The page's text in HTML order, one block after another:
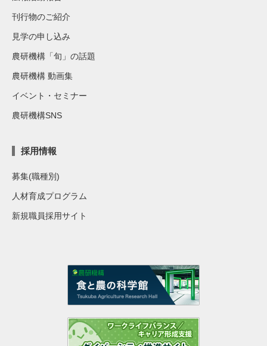
刊行物のご紹介
見学の申し込み
農研機構「旬」の話題
農研機構 動画集
イベント・セミナー
農研機構SNS
採用情報
募集(職種別)
人材育成プログラム
新規職員採用サイト